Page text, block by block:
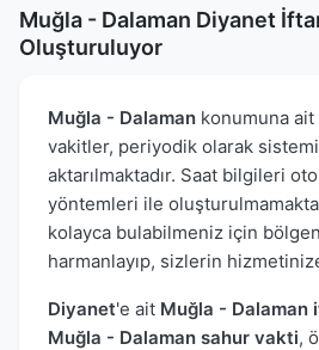
Muğla - Dalaman Diyanet
Oluşturuluyor
Muğla - Dalaman konumuna ait
vakitler, periyodik olarak
aktarılmaktadır. Saat bilgileri
yöntemleri ile
kolayca bulabilmeniz için
harmanlayıp, sizlerin
Diyanet'e ait Muğla -
Muğla - Dalaman sahur vakti,